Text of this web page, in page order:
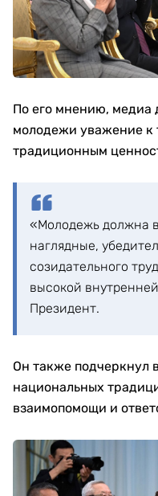
По его мнению, медиа
молодежи уважение к
традиционным
«Молодежь должна
наглядные,
созидательного
высокой
Президент.
Он также подчеркнул
национальных
взаимопомощи и